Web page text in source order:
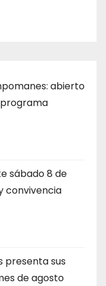
abierto
sábado 8 de
convivencia
presenta sus
de agosto